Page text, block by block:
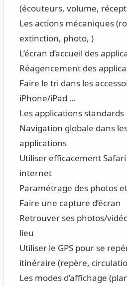
(écouteurs, volume,
Les actions mécaniques
extinction, photo, )
L’écran d’accueil des
Réagencement des
Faire le tri dans les
iPhone/iPad …
Les applications standards
Navigation globale dans
applications
Utiliser efficacement
internet
Paramétrage des photos
Faire une capture d’écran
Retrouver ses photos/
lieu
Utiliser le GPS pour se
itinéraire (repère,
Les modes d’affichage